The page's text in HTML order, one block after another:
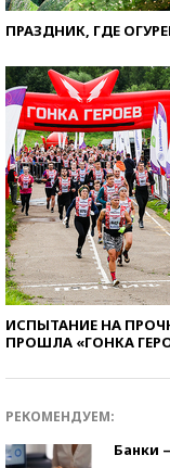
ПРАЗДНИК, ГДЕ
ИСПЫТАНИЕ НА
ПРОШЛА «ГОНКА
РЕКОМЕНДУЕМ:
Банки